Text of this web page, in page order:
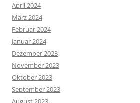
April 2024
März 2024
Februar 2024
Januar 2024
Dezember 2023
November 2023
Oktober 2023
September 2023